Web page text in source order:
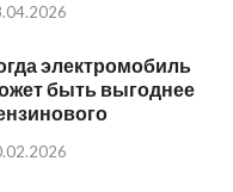
электромобиль
быть выгоднее